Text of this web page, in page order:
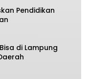
Pendidikan
di Lampung